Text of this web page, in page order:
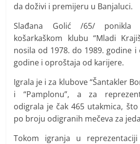
da doživi i premijeru u Banjaluci.
Slađana Golić /65/
košarkaškom klubu “Mladi
nosila od 1978. do 1989. godine i
godine i oproštaja od karijere.
Igrala je i za klubove “Šantakler
i “Pamplonu”, a za
odigrala je čak 465 utakmica,
po broju odigranih mečeva za
Tokom igranja u